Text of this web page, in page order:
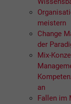
meistern
Change
der
Mix-
an
Fallen im